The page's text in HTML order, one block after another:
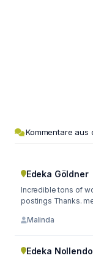
Kommentare aus
Edeka Göldner
Incredible tons of
postings Thanks.
Malinda
Edeka